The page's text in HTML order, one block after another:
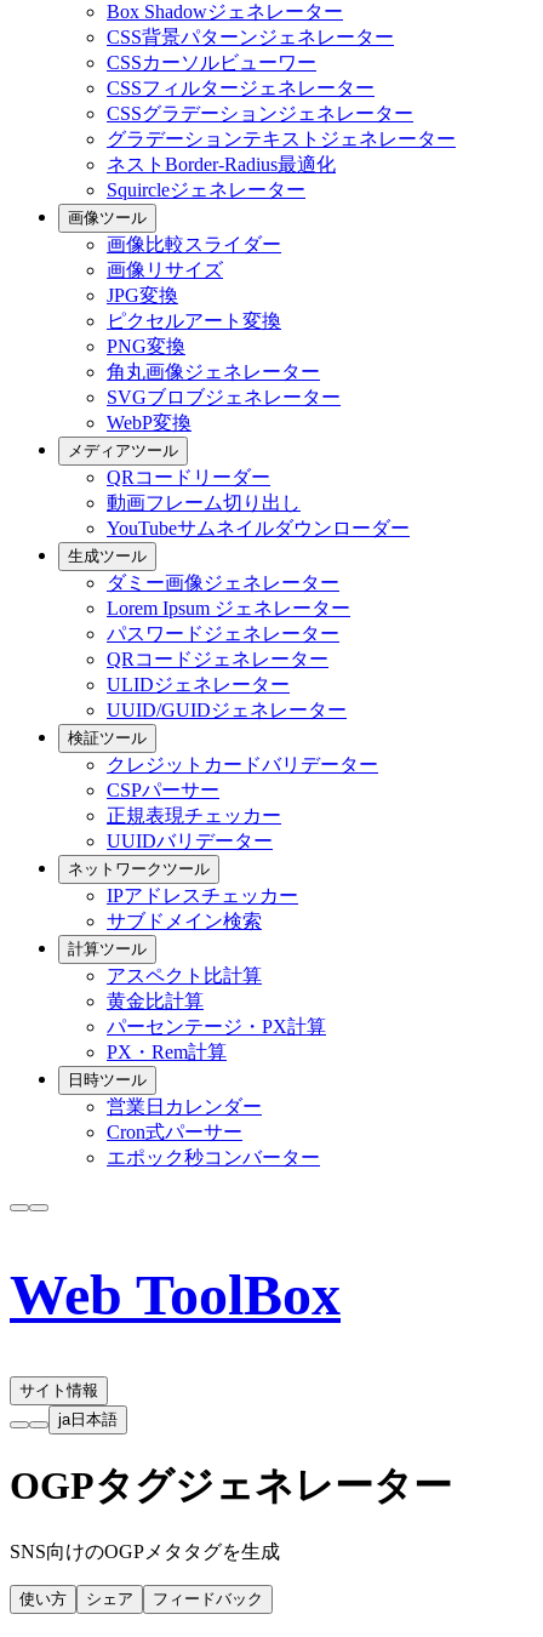
Box Shadowジェネレーター
CSS背景パターンジェネレーター
CSSカーソルビューワー
CSSフィルタージェネレーター
CSSグラデーションジェネレーター
グラデーションテキストジェネレーター
ネストBorder-Radius最適化
Squircleジェネレーター
画像ツール
画像比較スライダー
画像リサイズ
JPG変換
ピクセルアート変換
PNG変換
角丸画像ジェネレーター
SVGブロブジェネレーター
WebP変換
メディアツール
QRコードリーダー
動画フレーム切り出し
YouTubeサムネイルダウンローダー
生成ツール
ダミー画像ジェネレーター
Lorem Ipsum ジェネレーター
パスワードジェネレーター
QRコードジェネレーター
ULIDジェネレーター
UUID/GUIDジェネレーター
検証ツール
クレジットカードバリデーター
CSPパーサー
正規表現チェッカー
UUIDバリデーター
ネットワークツール
IPアドレスチェッカー
サブドメイン検索
計算ツール
アスペクト比計算
黄金比計算
パーセンテージ・PX計算
PX・Rem計算
日時ツール
営業日カレンダー
Cron式パーサー
エポック秒コンバーター
Web ToolBox
サイト情報
ja日本語
OGPタグジェネレーター
SNS向けのOGPメタタグを生成
使い方 シェア フィードバック